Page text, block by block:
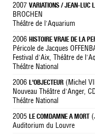
2007 VARIATIONS / JEAN-LUC
BROCHEN
Théâtre de l'Aquarium
2006 HISTOIRE VRAIE DE LA
Péricole de Jacques
Festival d'Aix, Théâtre de
Théâtre National
2006 L'OBJECTEUR (Michel
Nouveau Théâtre d'Anger,
Théâtre National
2005 LE COMDAMNE A MORT
Auditorium du Louvre